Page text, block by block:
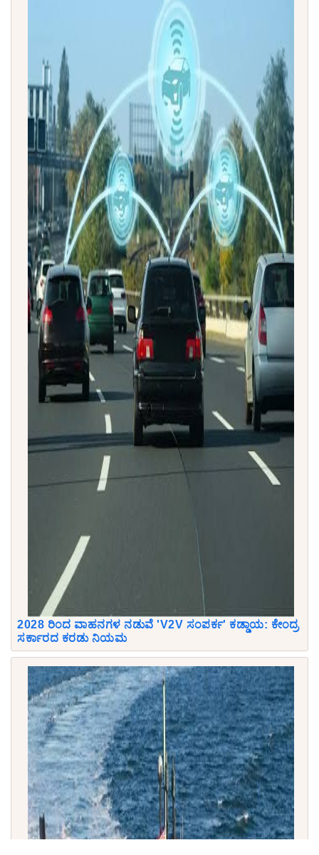
2028 ರಿಂದ ವಾಹನಗಳ ನಡುವೆ 'V2V ಸಂಪರ್ಕ' ಕಡ್ಡಾಯ: ಕೇಂದ್ರ
ಸರ್ಕಾರದ ಕರಡು ನಿಯಮ